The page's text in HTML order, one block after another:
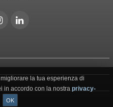
la tua esperienza di
in accordo con la nostra privacy-
OK